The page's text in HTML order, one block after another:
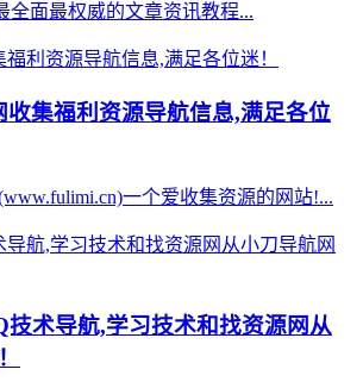
全面最权威的文章资讯教程...
收集福利资源导航信息,满足各位
一个爱收集资源的网站!...
技术导航,学习技术和找资源网从